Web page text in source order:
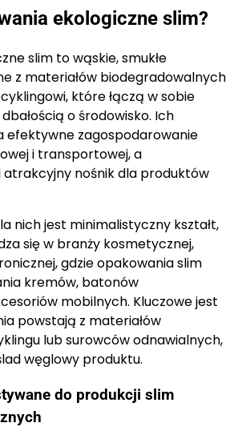
ekologiczne slim?
slim to wąskie, smukłe
z materiałów biodegradowalnych
które łączą w sobie
o środowisko. Ich
efektywne zagospodarowanie
i transportowej, a
atrakcyjny nośnik dla produktów
nich jest minimalistyczny kształt,
się w branży kosmetycznej,
gdzie opakowania slim
kremów, batonów
mobilnych. Kluczowe jest
powstają z materiałów
lub surowców odnawialnych,
węglowy produktu.
do produkcji slim